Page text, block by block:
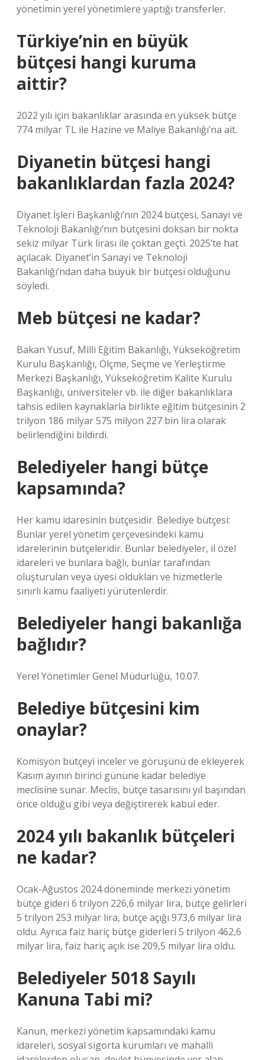
yönetimin yerel yönetimlere yaptığı transferler.
Türkiye’nin en büyük
bütçesi hangi kuruma
aittir?
2022 yılı için bakanlıklar arasında en yüksek bütçe
774 milyar TL ile Hazine ve Maliye Bakanlığı’na ait.
Diyanetin bütçesi hangi
bakanlıklardan fazla 2024?
Diyanet İşleri Başkanlığı’nın 2024 bütçesi, Sanayi ve
Teknoloji Bakanlığı’nın bütçesini doksan bir nokta
sekiz milyar Türk lirası ile çoktan geçti. 2025’te hat
açılacak. Diyanet’in Sanayi ve Teknoloji
Bakanlığı’ndan daha büyük bir bütçesi olduğunu
söyledi.
Meb bütçesi ne kadar?
Bakan Yusuf, Milli Eğitim Bakanlığı, Yükseköğretim
Kurulu Başkanlığı, Ölçme, Seçme ve Yerleştirme
Merkezi Başkanlığı, Yükseköğretim Kalite Kurulu
Başkanlığı, üniversiteler vb. ile diğer bakanlıklara
tahsis edilen kaynaklarla birlikte eğitim bütçesinin 2
trilyon 186 milyar 575 milyon 227 bin lira olarak
belirlendiğini bildirdi.
Belediyeler hangi bütçe
kapsamında?
Her kamu idaresinin bütçesidir. Belediye bütçesi:
Bunlar yerel yönetim çerçevesindeki kamu
idarelerinin bütçeleridir. Bunlar belediyeler, il özel
idareleri ve bunlara bağlı, bunlar tarafından
oluşturulan veya üyesi oldukları ve hizmetlerle
sınırlı kamu faaliyeti yürütenlerdir.
Belediyeler hangi bakanlığa
bağlıdır?
Yerel Yönetimler Genel Müdürlüğü, 10.07.
Belediye bütçesini kim
onaylar?
Komisyon bütçeyi inceler ve görüşünü de ekleyerek
Kasım ayının birinci gününe kadar belediye
meclisine sunar. Meclis, bütçe tasarısını yıl başından
önce olduğu gibi veya değiştirerek kabul eder.
2024 yılı bakanlık bütçeleri
ne kadar?
Ocak-Ağustos 2024 döneminde merkezi yönetim
bütçe gideri 6 trilyon 226,6 milyar lira, bütçe gelirleri
5 trilyon 253 milyar lira, bütçe açığı 973,6 milyar lira
oldu. Ayrıca faiz hariç bütçe giderleri 5 trilyon 462,6
milyar lira, faiz hariç açık ise 209,5 milyar lira oldu.
Belediyeler 5018 Sayılı
Kanuna Tabi mi?
Kanun, merkezi yönetim kapsamındaki kamu
idareleri, sosyal sigorta kurumları ve mahalli